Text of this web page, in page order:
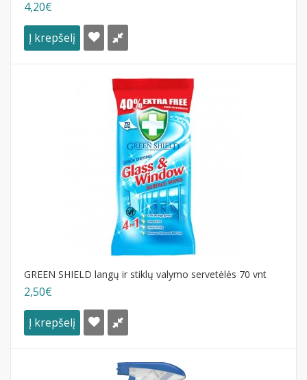
4,20€
Į krepšelį
GREEN SHIELD langų ir stiklų valymo servetėlės 70 vnt
2,50€
Į krepšelį